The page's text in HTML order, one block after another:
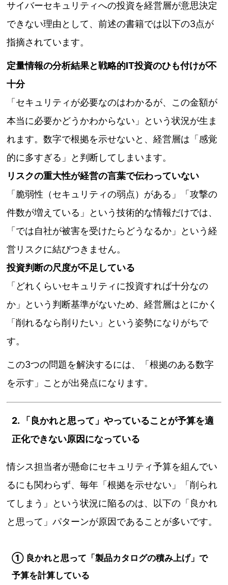
サイバーセキュリティへの投資を経営層が意思決定
できない理由として、前述の書籍では以下の3点が
指摘されています。
定量情報の分析結果と戦略的IT投資のひも付けが不
十分
「セキュリティが必要なのはわかるが、この金額が
本当に必要かどうかわからない」という状況が生ま
れます。数字で根拠を示せないと、経営層は「感覚
的に多すぎる」と判断してしまいます。
リスクの重大性が経営の言葉で伝わっていない
「脆弱性（セキュリティの弱点）がある」「攻撃の
件数が増えている」という技術的な情報だけでは、
「では自社が被害を受けたらどうなるか」という経
営リスクに結びつきません。
投資判断の尺度が不足している
「どれくらいセキュリティに投資すれば十分なの
か」という判断基準がないため、経営層はとにかく
「削れるなら削りたい」という姿勢になりがちで
す。
この3つの問題を解決するには、「根拠のある数字
を示す」ことが出発点になります。
2. 「良かれと思って」やっていることが予算を適
正化できない原因になっている
情シス担当者が懸命にセキュリティ予算を組んでい
るにも関わらず、毎年「根拠を示せない」「削られ
てしまう」という状況に陥るのは、以下の「良かれ
と思って」パターンが原因であることが多いです。
① 良かれと思って「製品カタログの積み上げ」で
予算を計算している